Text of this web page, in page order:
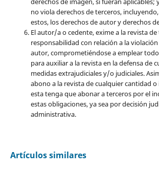
no viola derechos de terceros,
estos, los derechos de autor y derechos
El autor/a o cedente, exime a la revista
responsabilidad con relación a la
autor, comprometiéndose a emplear
para auxiliar a la revista en la defensa de
medidas extrajudiciales y/o judiciales.
abono a la revista de cualquier cantidad
esta tenga que abonar a terceros por el
estas obligaciones, ya sea por decisión
administrativa.
Artículos similares